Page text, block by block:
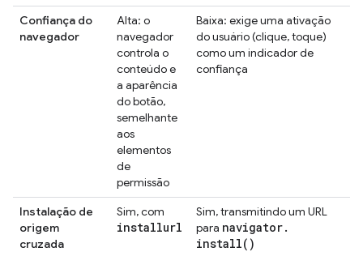
Confiança do
navegador
Alta: o
navegador
controla o
conteúdo e
a aparência
do botão,
semelhante
aos
elementos
de
permissão
Baixa: exige uma ativação
do usuário (clique, toque)
como um indicador de
confiança
Instalação de
origem
cruzada
Sim, com
installurl
Sim, transmitindo um URL
para navigator.
install( )